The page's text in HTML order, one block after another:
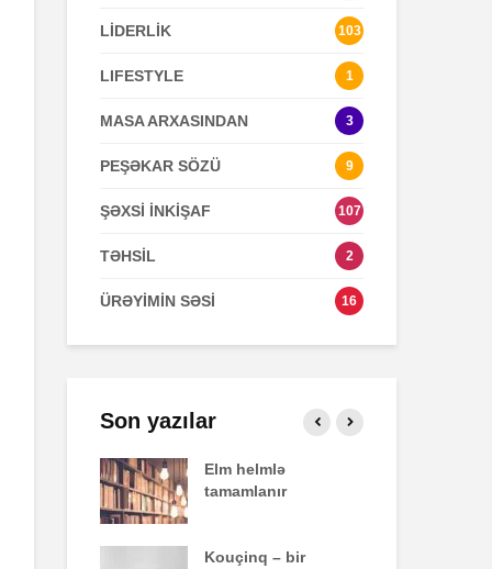
LİDERLİK 103
LIFESTYLE 1
MASA ARXASINDAN 3
PEŞƏKAR SÖZÜ 9
ŞƏXSİ İNKİŞAF 107
TƏHSİL 2
ÜRƏYİMİN SƏSİ 16
Son yazılar
Elm helmlə
tamamlanır
Kouçinq – bir
yoxsa biz?